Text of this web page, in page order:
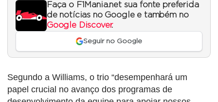
Faça o F1Mania.net sua fonte preferida
de notícias no Google e também no
Google Discover.
Seguir no Google
Segundo a Williams, o trio “desempenhará um
papel crucial no avanço dos programas de